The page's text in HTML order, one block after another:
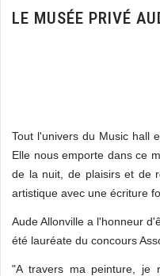
LE MUSÉE PRIVÉ
Tout l'univers du Music hall
Elle nous emporte dans ce
de la nuit, de plaisirs et de
artistique avec une écriture
Aude Allonville a l'honneur
été lauréate du concours
"A travers ma peinture, je